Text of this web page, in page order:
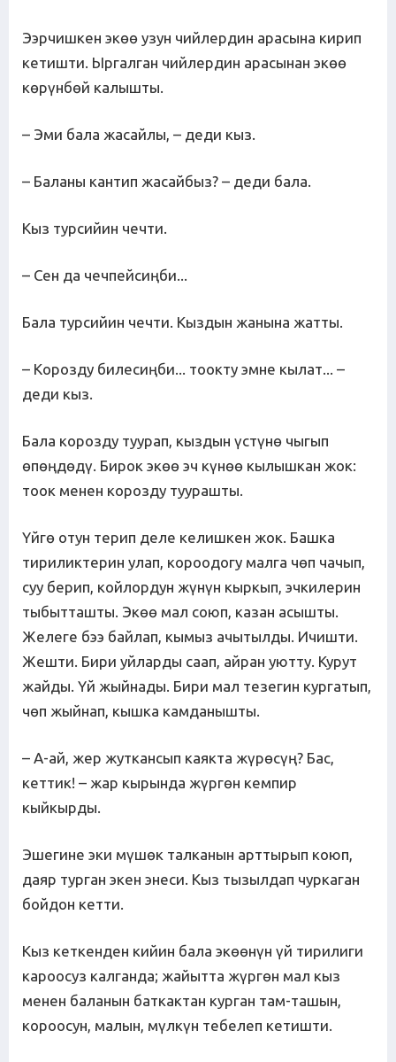
Ээрчишкен экөө узун чийлердин арасына кирип
кетишти. Ыргалган чийлердин арасынан экөө
көрүнбөй калышты.
– Эми бала жасайлы, – деди кыз.
– Баланы кантип жасайбыз? – деди бала.
Кыз турсийин чечти.
– Сен да чечпейсиңби...
Бала турсийин чечти. Кыздын жанына жатты.
– Корозду билесиңби... тоокту эмне кылат... –
деди кыз.
Бала корозду туурап, кыздын үстүнө чыгып
өпөңдөдү. Бирок экөө эч күнөө кылышкан жок:
тоок менен корозду туурашты.
Үйгө отун терип деле келишкен жок. Башка
тириликтерин улап, короодогу малга чөп чачып,
суу берип, койлордун жүнүн кыркып, эчкилерин
тыбытташты. Экөө мал союп, казан асышты.
Желеге бээ байлап, кымыз ачытылды. Ичишти.
Жешти. Бири уйларды саап, айран уютту. Курут
жайды. Үй жыйнады. Бири мал тезегин кургатып,
чөп жыйнап, кышка камданышты.
– А-ай, жер жуткансып каякта жүрөсүң? Бас,
кеттик! – жар кырында жүргөн кемпир
кыйкырды.
Эшегине эки мүшөк талканын арттырып коюп,
даяр турган экен энеси. Кыз тызылдап чуркаган
бойдон кетти.
Кыз кеткенден кийин бала экөөнүн үй тирилиги
кароосуз калганда; жайытта жүргөн мал кыз
менен баланын баткактан курган там-ташын,
короосун, малын, мүлкүн тебелеп кетишти.